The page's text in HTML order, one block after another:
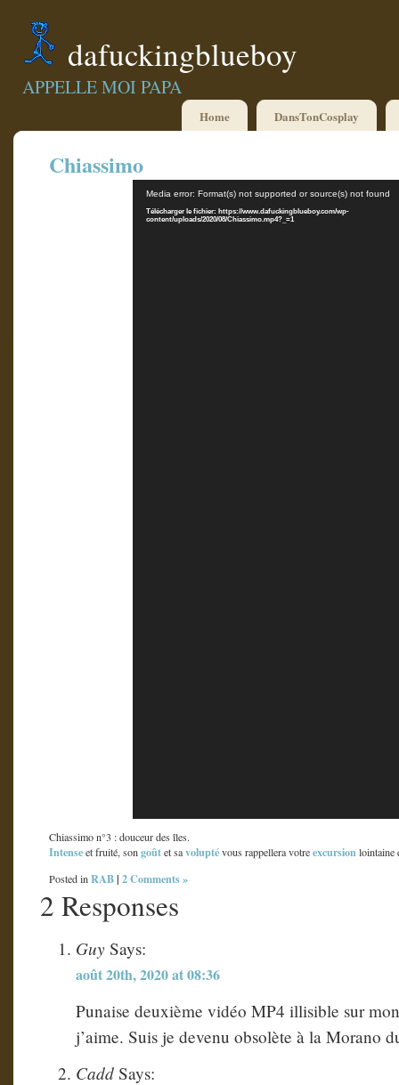
dafuckingblueboy
APPELLE MOI PAPA
Home DansTonCosplay
Chiassimo
vidéo
Media error: Format(s) not supported or source(s) not found
Télécharger le fichier: https://www.dafuckingblueboy.com/wp-
content/uploads/2020/08/Chiassimo.mp4?_=1
Chiassimo n°3 : douceur des îles.
Intenseet fruité, songoûtet savoluptévous rappellera votreexcursionlointaine
Posted inRAB| 2 Comments »
2 Responses
Guy Says:
août 20th, 2020 at 08:36
Punaise deuxième vidéo MP4 illisible sur
j’aime. Suis je devenu obsolète à la Morano
Cadd Says: